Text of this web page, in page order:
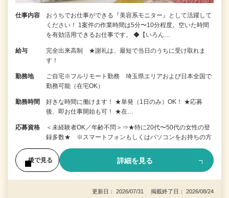
仕事内容
おうちでお仕事ができる『美容系モニター』として活躍して
ください！ 1案件の作業時間は5分〜10分程度。空いた時間
を有効活用できるお仕事です。 ◆【いろん…
給与
完全出来高制 ★謝礼は、最短で当日のうちに受け取れま
す！
勤務地
ご自宅※フルリモート勤務 埼玉県エリアおよび日本全国で
勤務可能（在宅OK）
勤務時間
好きな時間に働けます！ ★単発（1日のみ）OK！ ★応募
後、即お仕事開始も可！ ★在…
応募資格
＜未経験者OK／年齢不問＞⇒★特に20代〜50代の女性の登
録多数★ ※スマートフォンもしくはパソコンをお持ちの方
後で見る 詳細を見る
更新日： 2026/07/31 掲載終了日： 2026/08/24